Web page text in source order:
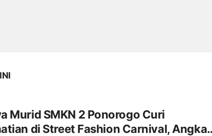
Murid SMKN 2 Ponorogo Curi
di Street Fashion Carnival, Angkat